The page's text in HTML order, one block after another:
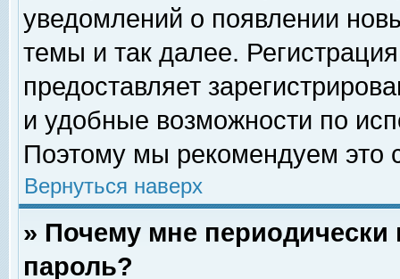
уведомлений о появлении
темы и так далее.
предоставляет
и удобные возможности по
Поэтому мы рекомендуем это
Вернуться наверх
» Почему мне
пароль?